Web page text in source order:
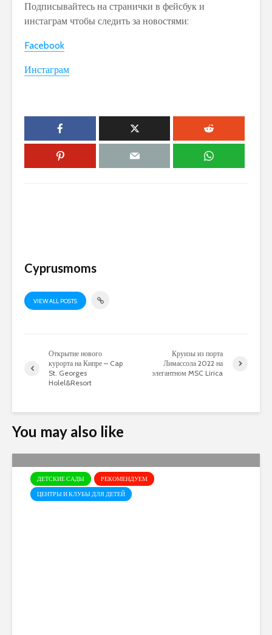
Подписывайтесь на странички в фейсбук и
инстаграм чтобы следить за новостями:
Facebook
Инстаграм
Cyprusmoms
VIEW ALL POSTS
Открытие нового
курорта на Кипре – Cap
St. Georges
Holel&Resort
Круизы из порта
Лимассола 2022 на
элегантном MSC Lirica
You may also like
ДЕТСКИЕ САДЫ
РЕКОМЕНДУЕМ
ЦЕНТРЫ И КЛУБЫ ДЛЯ ДЕТЕЙ